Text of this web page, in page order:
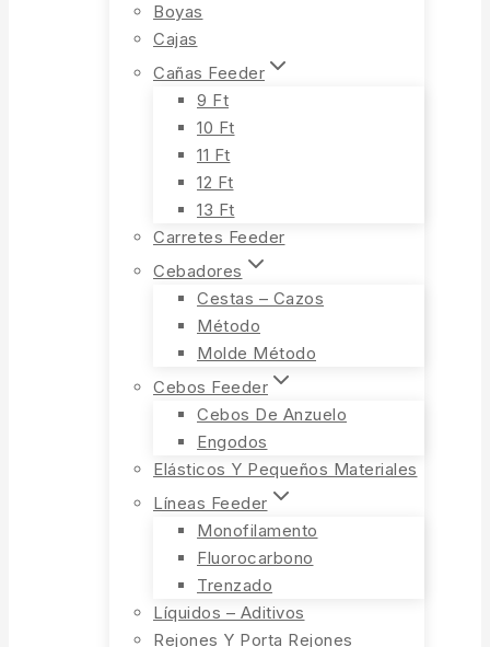
Boyas
Cajas
Cañas Feeder
9 Ft
10 Ft
11 Ft
12 Ft
13 Ft
Carretes Feeder
Cebadores
Cestas – Cazos
Método
Molde Método
Cebos Feeder
Cebos De Anzuelo
Engodos
Elásticos Y Pequeños Materiales
Líneas Feeder
Monofilamento
Fluorocarbono
Trenzado
Líquidos – Aditivos
Rejones Y Porta Rejones